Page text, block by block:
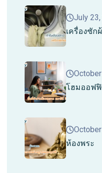
July
เครื่องซัก
โฮมออฟ
ห้องพระ